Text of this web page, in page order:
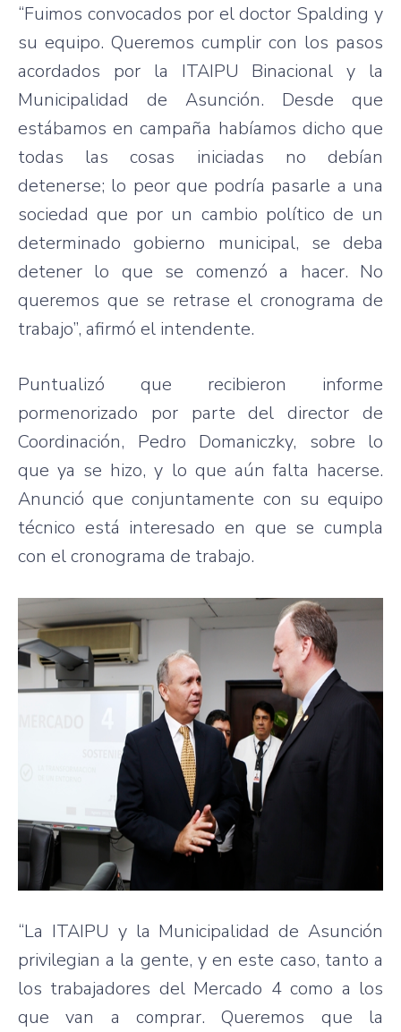
“Fuimos convocados por el doctor Spalding y
su equipo. Queremos cumplir con los pasos
acordados por la ITAIPU Binacional y la
Municipalidad de Asunción. Desde que
estábamos en campaña habíamos dicho que
todas las cosas iniciadas no debían
detenerse; lo peor que podría pasarle a una
sociedad que por un cambio político de un
determinado gobierno municipal, se deba
detener lo que se comenzó a hacer. No
queremos que se retrase el cronograma de
trabajo”, afirmó el intendente.
Puntualizó que recibieron informe
pormenorizado por parte del director de
Coordinación, Pedro Domaniczky, sobre lo
que ya se hizo, y lo que aún falta hacerse.
Anunció que conjuntamente con su equipo
técnico está interesado en que se cumpla
con el cronograma de trabajo.
“La ITAIPU y la Municipalidad de Asunción
privilegian a la gente, y en este caso, tanto a
los trabajadores del Mercado 4 como a los
que van a comprar. Queremos que la